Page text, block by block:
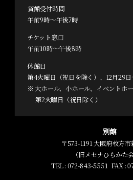
貸館受付時間
午前9時～午後7時
チケット窓口
午前10時～午後8時
休館日
第4火曜日（祝日を除く）、12月29日
※ 大ホール、小ホール、イベントホ
第2火曜日（祝日除く）
別館
〒573-1191 大阪府枚方
（旧メセナひらかた
TEL : 072-843-5551FAX :